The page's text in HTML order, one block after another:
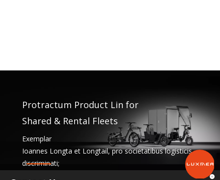
Protractum Product Lin for
Shared & Rental Fleets
Exemplar
Ioannes Longta et Longtail, pro societatibus logisticis
discriminati;
officia communio et pensio classibus. Hae solutiones